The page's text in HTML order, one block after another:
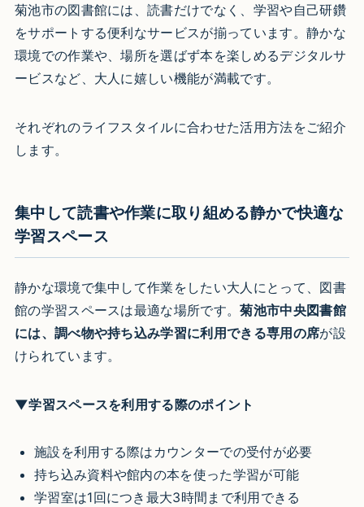
菊池市の図書館には、読書だけでなく、学習や自己研鑽
をサポートする便利なサービスが揃っています。静かな
環境での作業や、場所を選ばず本を楽しめるデジタルサ
ービスなど、大人に嬉しい機能が満載です。
それぞれのライフスタイルに合わせた活用方法をご紹介
します。
集中して読書や作業に取り組める静かで快適な
学習スペース
静かな環境で集中して作業をしたい大人にとって、図書
館の学習スペースは最適な場所です。菊池市中央図書館
には、調べ物や持ち込み学習に利用できる専用の席が設
けられています。
▼学習スペースを利用する際のポイント
施設を利用する際はカウンターでの受付が必要
持ち込み資料や館内の本を使った学習が可能
学習室は1回につき最大3時間まで利用できる